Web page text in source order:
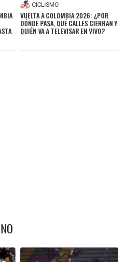
CICLISMO
VUELTA A COLOMBIA 2026: ¿POR
DÓNDE PASA, QUÉ CALLES CIERRAN Y
QUIÉN VA A TELEVISAR EN VIVO?